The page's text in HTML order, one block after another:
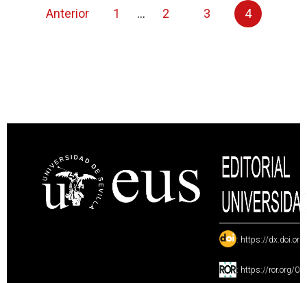
Anterior 1 ... 2 3 4
: https://
: https://ror.org/